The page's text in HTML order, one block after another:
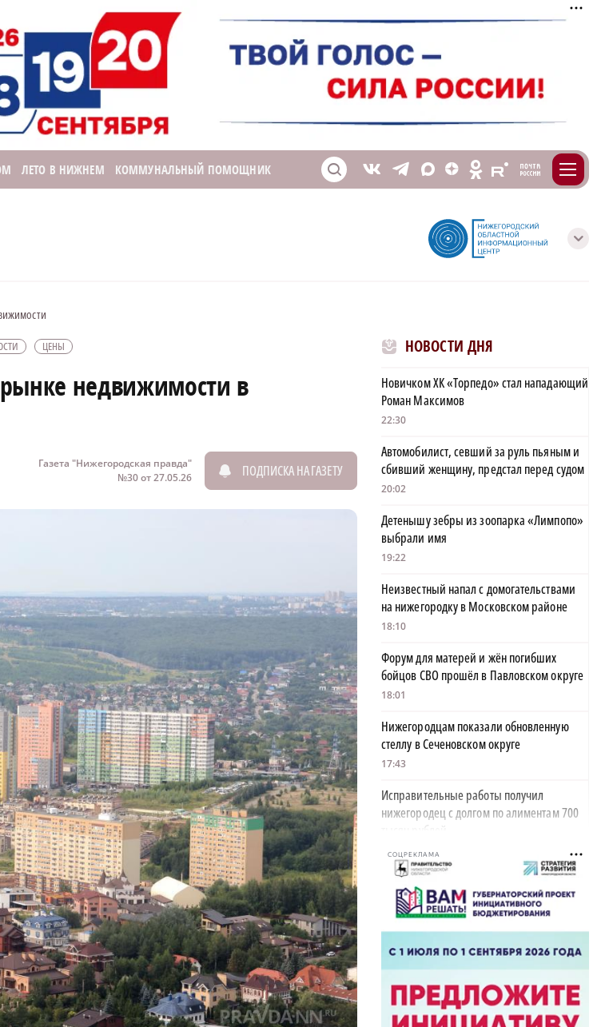
ЛЕТО В НИЖНЕМ КОММУНАЛЬНЫЙ ПОМОЩНИК S V T X Z O E m
с
ЦЕНЫ
рынке недвижимости в
Газета "Нижегородская правда"
№30 от 27.05.26
ПОДПИСКА НА ГАЗЕТУ
НОВОСТИ ДНЯ
Новичком ХК «Торпедо» стал нападающий
Роман Максимов
22:30
Автомобилист, севший за руль пьяным и
сбивший женщину, предстал перед судом
20:02
Детенышу зебры из зоопарка «Лимпопо»
выбрали имя
19:22
Неизвестный напал с домогательствами
на нижегородку в Московском районе
18:10
Форум для матерей и жён погибших
бойцов СВО прошёл в Павловском округе
18:01
Нижегородцам показали обновленную
стеллу в Сеченовском округе
17:43
Исправительные работы получил
нижегородец с долгом по алиментам 700
тысяч рублей
17:37
Обращения пострадавших продавцов WB
рассмотрят на заседании оперштаба в
августе
17:21
Нижегородская область вошла в число
лидеров научно-популярного туризма
17:10
СОЦРЕКЛАМА